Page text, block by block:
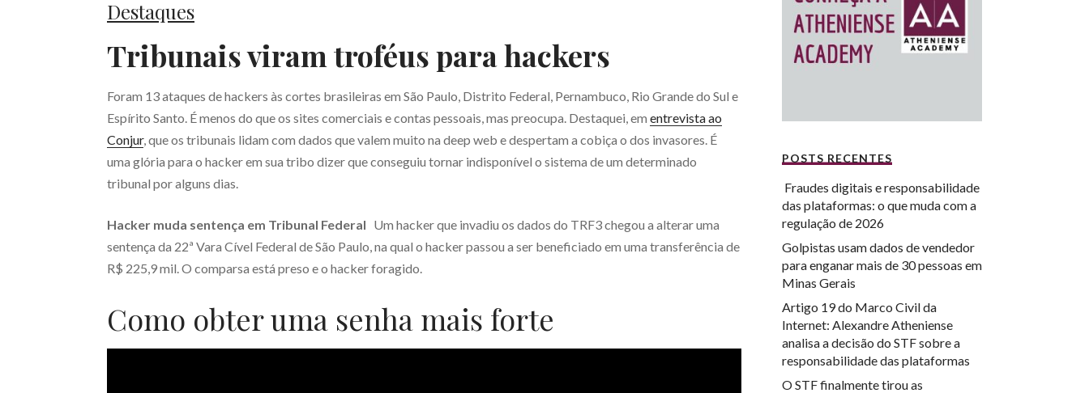
Destaques
Tribunais viram troféus para hackers
Foram 13 ataques de hackers às cortes brasileiras em São Paulo, Distrito Federal, Pernambuco, Rio Grande do Sul e
Espírito Santo. É menos do que os sites comerciais e contas pessoais, mas preocupa. Destaquei, em entrevista ao
Conjur, que os tribunais lidam com dados que valem muito na deep web e despertam a cobiça o dos invasores. É
uma glória para o hacker em sua tribo dizer que conseguiu tornar indisponível o sistema de um determinado
tribunal por alguns dias.
Hacker muda sentença em Tribunal Federal Um hacker que invadiu os dados do TRF3 chegou a alterar uma
sentença da 22ª Vara Cível Federal de São Paulo, na qual o hacker passou a ser beneficiado em uma transferência de
R$ 225,9 mil. O comparsa está preso e o hacker foragido.
Como obter uma senha mais forte
POSTS RECENTES
Fraudes digitais e responsabilidade
das plataformas: o que muda com a
regulação de 2026
Golpistas usam dados de vendedor
para enganar mais de 30 pessoas em
Minas Gerais
Artigo 19 do Marco Civil da
Internet: Alexandre Atheniense
analisa a decisão do STF sobre a
responsabilidade das plataformas
O STF finalmente tirou as